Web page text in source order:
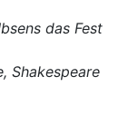
das Fest
Shakespeare